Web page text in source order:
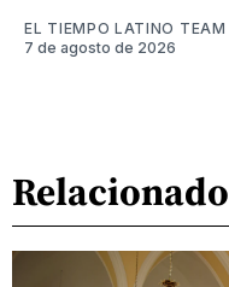
EL TIEMPO LATINO TEAM
7 de agosto de 2026
Relacionado